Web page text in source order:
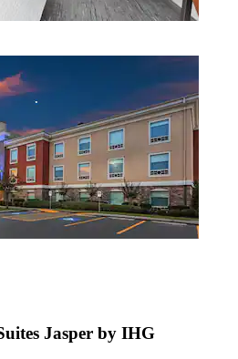
Jasper by IHG